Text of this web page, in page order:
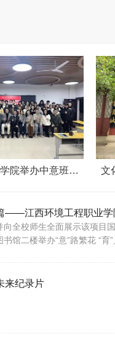
院举办中意班… 文
江西环境工程职业学
全校师生全面展示该项
馆二楼举办“意”路繁花 “
来纪录片